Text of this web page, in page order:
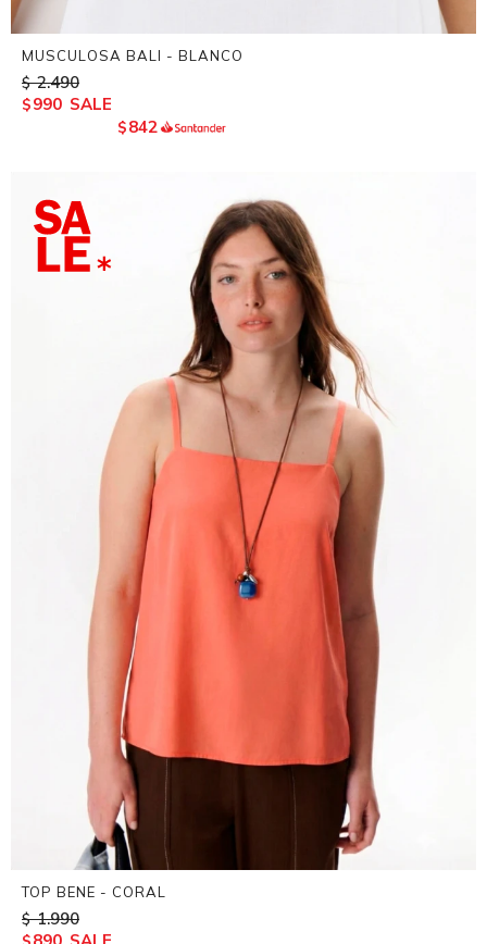
MUSCULOSA BALI - BLANCO
$ 2.490
$990
$842
TOP BENE - CORAL
$ 1.990
$890